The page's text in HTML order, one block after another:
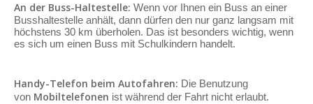
An der Buss-Haltestelle: Wenn vor Ihnen ein Buss an einer
Busshaltestelle anhält, dann dürfen den nur ganz langsam mit
höchstens 30 km überholen. Das ist besonders wichtig, wenn
es sich um einen Buss mit Schulkindern handelt.
Handy-Telefon beim Autofahren: Die Benutzung
von Mobiltelefonen ist während der Fahrt nicht erlaubt.